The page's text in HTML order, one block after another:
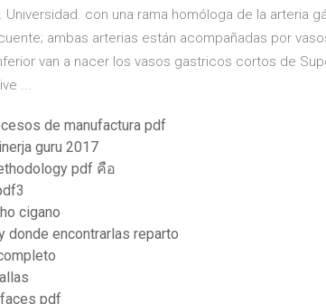
Universidad. con una rama homóloga de la arteria
ambas arterias están acompañadas por
van a nacer los vasos gastricos cortos de
...
de manufactura pdf
guru 2017
pdf คือ
cigano
donde encontrarlas reparto
pdf